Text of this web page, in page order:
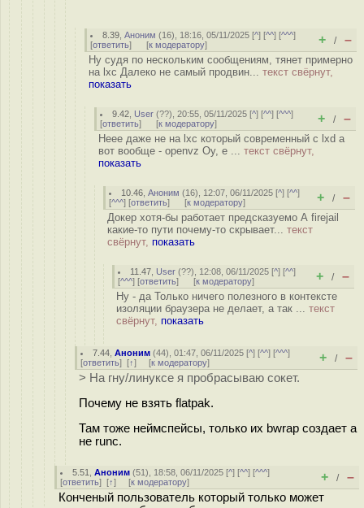
8.39 ,Аноним (16), 18:16, 05/11/2025 [^] [^^] [^^^]
[ответить] [к модератору] + / –
Ну судя по нескольким сообщениям, тянет примерно
на lxc Далеко не самый продвин... текст свёрнут,
показать
9.42 User (??), 20:55, 05/11/2025 [^] [^^] [^^^]
[ответить] [к модератору] + / –
Неее даже не на lxc который современный с lxd а
вот вообще - openvz Оу, е ... текст свёрнут,
показать
10.46 ,Аноним (16), 12:07, 06/11/2025 [^] [^^]
[^^^] [ответить] [к модератору] + / –
Докер хотя-бы работает предсказуемо А firejail
какие-то пути почему-то скрывает... текст
свёрнут, показать
11.47 User (??), 12:08, 06/11/2025 [^] [^^]
[^^^] [ответить] [к модератору] + / –
Ну - да Только ничего полезного в контексте
изоляции браузера не делает, а так ... текст
свёрнут, показать
7.44 ,Аноним (44), 01:47, 06/11/2025 [^] [^^] [^^^]
[ответить] [↑] [к модератору] + / –
> На гну/линуксе я пробрасываю сокет.
Почему не взять flatpak.
Там тоже неймспейсы, только их bwrap создает а
не runc.
5.51 ,Аноним (51), 18:58, 06/11/2025 [^] [^^] [^^^]
[ответить] [↑] [к модератору] + / –
Конченый пользователь который только может